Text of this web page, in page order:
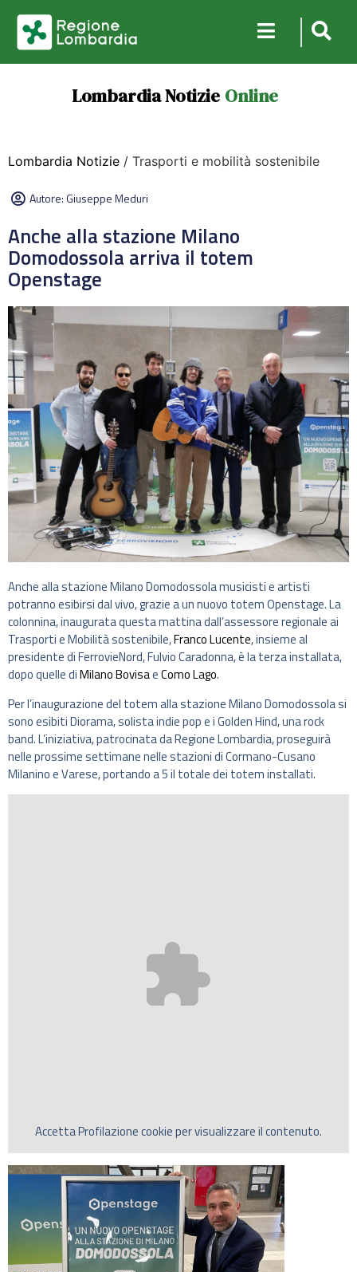
Lombardia Notizie Online
Lombardia Notizie / Trasporti e mobilità sostenibile
Autore:Giuseppe Meduri
Anche alla stazione Milano
Domodossola arriva il totem
Openstage
Anche alla stazione Milano Domodossola musicisti e artisti
potranno esibirsi dal vivo, grazie a un nuovo totem Openstage. La
colonnina, inaugurata questa mattina dall’assessore regionale ai
Trasporti e Mobilità sostenibile,Franco Lucente, insieme al
presidente di FerrovieNord, Fulvio Caradonna, è la terza installata,
dopo quelle diMilano BovisaeComo Lago.
Per l’inaugurazione del totem alla stazione Milano Domodossola si
sono esibiti Diorama, solista indie pop e i Golden Hind, una rock
band. L’iniziativa, patrocinata da Regione Lombardia, proseguirà
nelle prossime settimane nelle stazioni di Cormano-Cusano
Milanino e Varese, portando a 5 il totale dei totem installati.
AccettaProfilazionecookie per visualizzare il contenuto.